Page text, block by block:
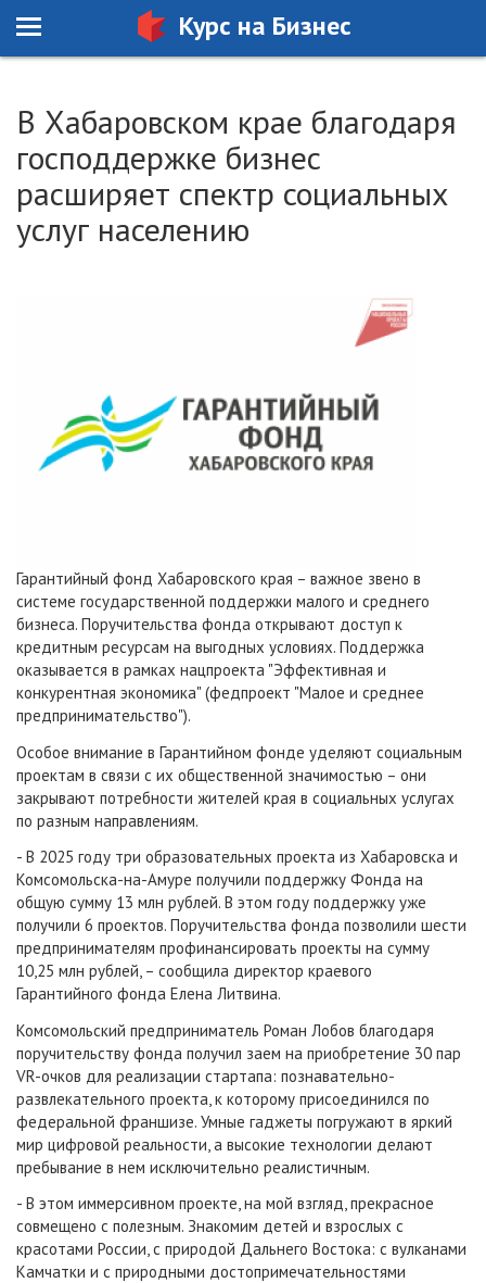
Курс на Бизнес
В Хабаровском крае благодаря
господдержке бизнес
расширяет спектр социальных
услуг населению
Гарантийный фонд Хабаровского края – важное звено в
системе государственной поддержки малого и среднего
бизнеса. Поручительства фонда открывают доступ к
кредитным ресурсам на выгодных условиях. Поддержка
оказывается в рамках нацпроекта "Эффективная и
конкурентная экономика" (федпроект "Малое и среднее
предпринимательство").
Особое внимание в Гарантийном фонде уделяют социальным
проектам в связи с их общественной значимостью – они
закрывают потребности жителей края в социальных услугах
по разным направлениям.
- В 2025 году три образовательных проекта из Хабаровска и
Комсомольска-на-Амуре получили поддержку Фонда на
общую сумму 13 млн рублей. В этом году поддержку уже
получили 6 проектов. Поручительства фонда позволили шести
предпринимателям профинансировать проекты на сумму
10,25 млн рублей, – сообщила директор краевого
Гарантийного фонда Елена Литвина.
Комсомольский предприниматель Роман Лобов благодаря
поручительству фонда получил заем на приобретение 30 пар
VR-очков для реализации стартапа: познавательно-
развлекательного проекта, к которому присоединился по
федеральной франшизе. Умные гаджеты погружают в яркий
мир цифровой реальности, а высокие технологии делают
пребывание в нем исключительно реалистичным.
- В этом иммерсивном проекте, на мой взгляд, прекрасное
совмещено с полезным. Знакомим детей и взрослых с
красотами России, с природой Дальнего Востока: с вулканами
Камчатки и с природными достопримечательностями